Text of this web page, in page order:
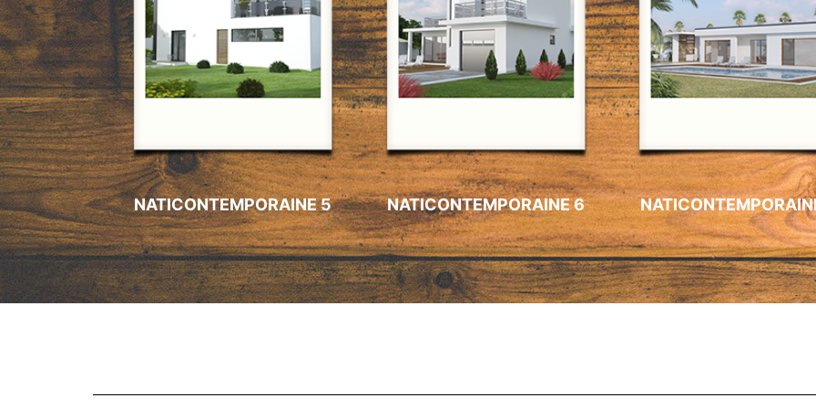
NATICONTEMPORAINE 5 NATICONTEMPORAINE 6